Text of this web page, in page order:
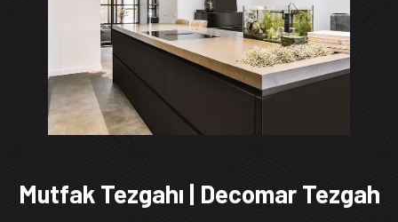
Mutfak Tezgahı | Decomar Tezgah